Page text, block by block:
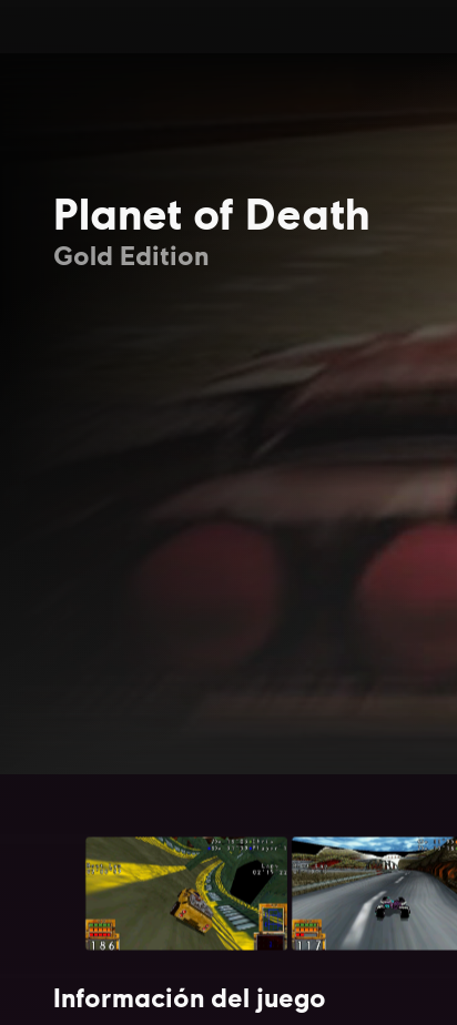
Planet of Death
Gold Edition
Información del juego